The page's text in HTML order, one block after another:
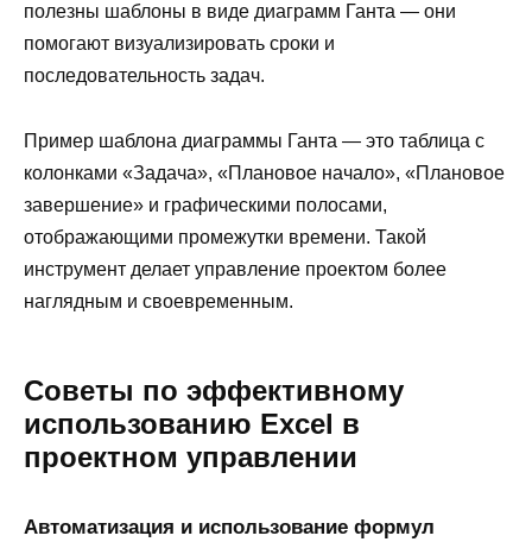
полезны шаблоны в виде диаграмм Ганта — они
помогают визуализировать сроки и
последовательность задач.
Пример шаблона диаграммы Ганта — это таблица с
колонками «Задача», «Плановое начало», «Плановое
завершение» и графическими полосами,
отображающими промежутки времени. Такой
инструмент делает управление проектом более
наглядным и своевременным.
Советы по эффективному
использованию Excel в
проектном управлении
Автоматизация и использование формул